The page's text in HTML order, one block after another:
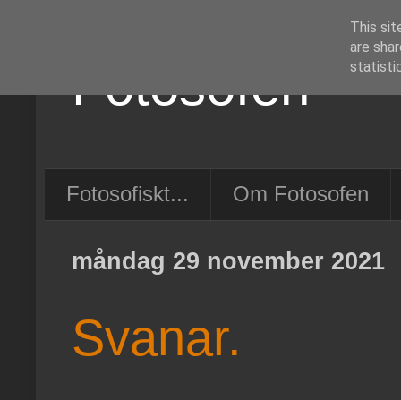
Fotosofen
Fotosofiskt... Om Fotosofen
måndag 29 november 2021
Svanar.
This
are